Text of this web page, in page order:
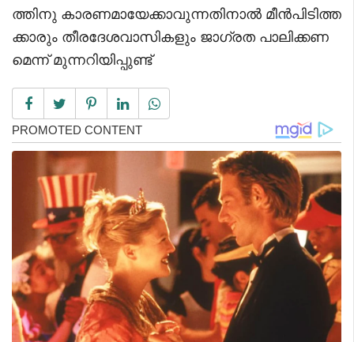
ത്തിനു കാരണമായേക്കാവുന്നതിനാൽ മീൻപിടിത്ത
ക്കാരും തീരദേശവാസികളും ജാഗ്രത പാലിക്കണ
മെന്ന് മുന്നറിയിപ്പുണ്ട്